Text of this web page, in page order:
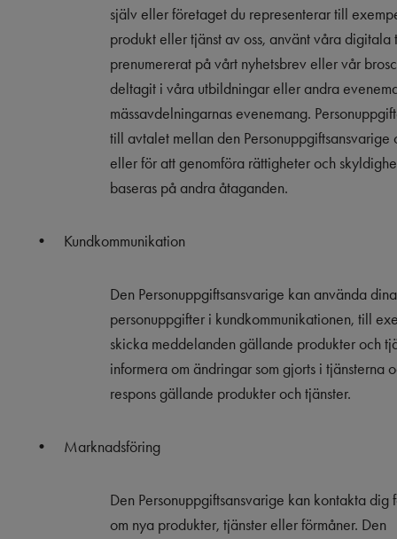
själv eller företaget du representerar till
produkt eller tjänst av oss, använt våra digitala
prenumererat på vårt nyhetsbrev eller vår
deltagit i våra utbildningar eller andra
mässavdelningarnas evenemang.
till avtalet mellan den Personuppgiftsansvarige
eller för att genomföra rättigheter och
baseras på andra åtaganden.
• Kundkommunikation
Den Personuppgiftsansvarige kan använda dina
personuppgifter i kundkommunikationen, till
skicka meddelanden gällande produkter och
informera om ändringar som gjorts i tjänsterna
respons gällande produkter och tjänster.
• Marknadsföring
Den Personuppgiftsansvarige kan kontakta dig
om nya produkter, tjänster eller förmåner. Den